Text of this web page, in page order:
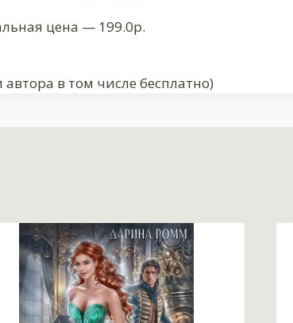
цена — 199.0р.
в том числе бесплатно)